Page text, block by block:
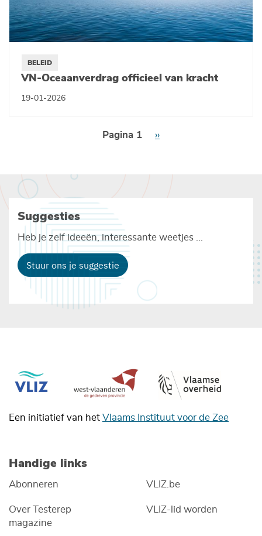
BELEID
VN-Oceaanverdrag officieel van kracht
19-01-2026
Pagina 1
Volgende
››
Suggesties
Heb je zelf ideeën, interessante weetjes ...
Stuur ons je suggestie
Een initiatief van het Vlaams Instituut voor de Zee
Handige links
Abonneren
Over Testerep
magazine
VLIZ.be
VLIZ-lid worden